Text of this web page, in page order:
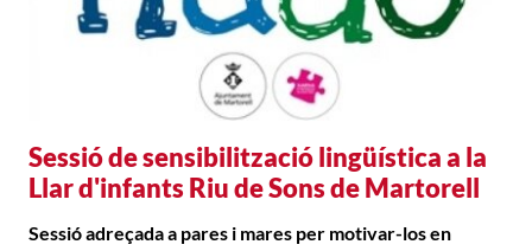
Sessió de sensibilització lingüística a la
Llar d'infants Riu de Sons de Martorell
Sessió adreçada a pares i mares per motivar-los en